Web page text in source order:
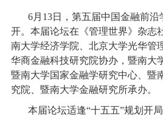
访客 招聘 校友 教职工
6月13日，第五届中国金融前
开。本届论坛在《管理世界》杂志
南大学经济学院、北京大学光华管
华商金融科技研究院协办，暨南大
暨南大学国家金融学研究中心、暨
究院、暨南大学金融研究所承办。
本届论坛适逢“十五五”规划开